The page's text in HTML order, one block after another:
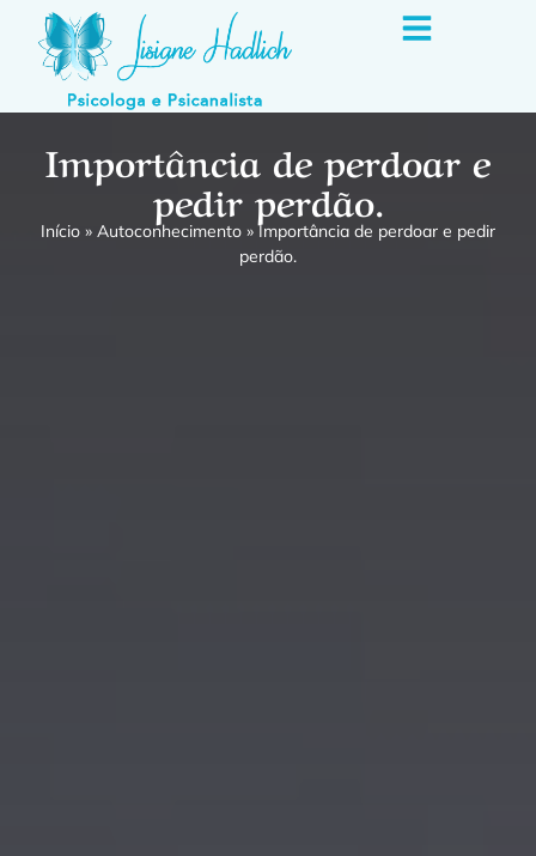
Importância de perdoar e
pedir perdão.
Início » Autoconhecimento »Importância de perdoar e pedir
perdão.